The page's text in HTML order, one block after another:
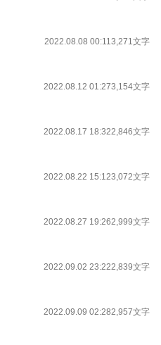
2022.08.08 00:113,271文字
2022.08.12 01:273,154文字
2022.08.17 18:322,846文字
2022.08.22 15:123,072文字
2022.08.27 19:262,999文字
2022.09.02 23:222,839文字
2022.09.09 02:282,957文字